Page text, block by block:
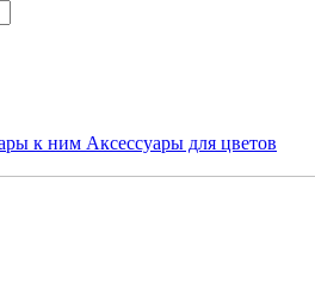
к ним Аксессуары для цветов